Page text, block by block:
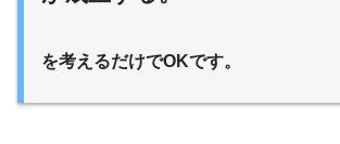
を考えるだけでOKです。